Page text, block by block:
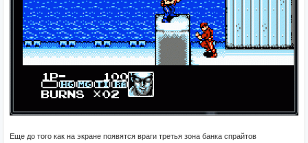
Еще до того как на экране появятся враги третья зона банка спрайтов